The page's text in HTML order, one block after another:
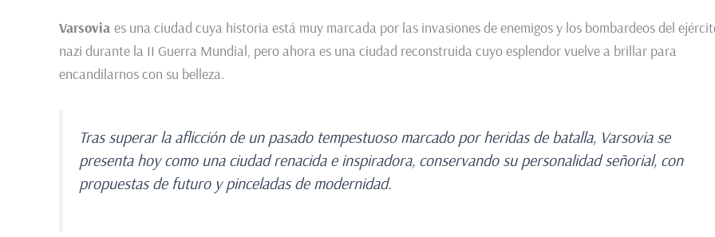
Varsovia es una ciudad cuya historia está muy marcada por las invasiones de enemigos y los bombardeos del
nazi durante la II Guerra Mundial, pero ahora es una ciudad reconstruida cuyo esplendor vuelve a brillar para
encandilarnos con su belleza.
Tras superar la aflicción de un pasado tempestuoso marcado por heridas de batalla, Varsovia se
presenta hoy como una ciudad renacida e inspiradora, conservando su personalidad señorial, con
propuestas de futuro y pinceladas de modernidad.